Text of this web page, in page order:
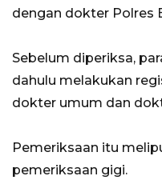
dengan dokter Polres
Sebelum diperiksa,
dahulu melakukan
dokter umum dan
Pemeriksaan itu
pemeriksaan gigi.